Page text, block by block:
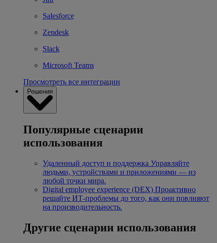
Salesforce
Zendesk
Slack
Microsoft Teams
Просмотреть все интеграции
Решения
Популярные сценарии
использования
Удаленный доступ и поддержка Управляйте
людьми, устройствами и приложениями — из
любой точки мира.
Digital employee experience (DEX) Проактивно
решайте ИТ-проблемы до того, как они повлияют
на производительность.
Другие сценарии использования